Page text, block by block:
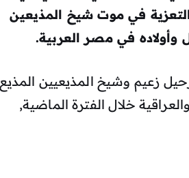
في موت شيخ المذيعين
في مصر العربية.
زعيم وشيخ المذيعيين المذيع
خلال الفترة الماضية,